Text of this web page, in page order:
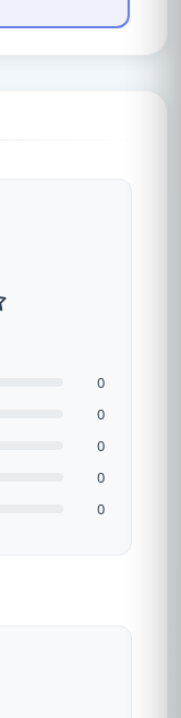
0
0
0
0
0